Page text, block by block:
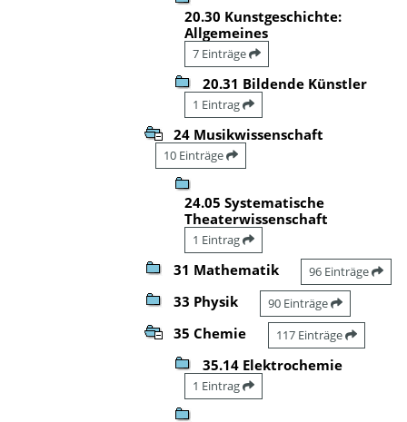
20.30 Kunstgeschichte:
Allgemeines
7 Einträge
20.31 Bildende Künstler
1 Eintrag
24 Musikwissenschaft
10 Einträge
24.05 Systematische
Theaterwissenschaft
1 Eintrag
31 Mathematik 96 Einträge
33 Physik 90 Einträge
35 Chemie 117 Einträge
35.14 Elektrochemie
1 Eintrag